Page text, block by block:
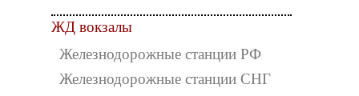
ЖД вокзалы
Железнодорожные станции РФ
Железнодорожные станции СНГ